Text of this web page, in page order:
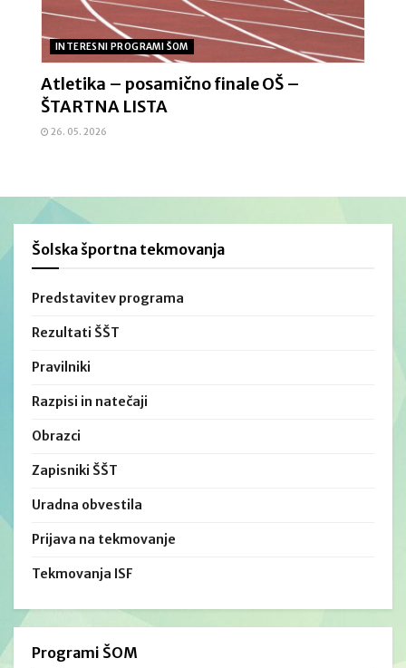
INTERESNI PROGRAMI ŠOM
Atletika – posamično finale OŠ –
ŠTARTNA LISTA
26. 05. 2026
Šolska športna tekmovanja
Predstavitev programa
Rezultati ŠŠT
Pravilniki
Razpisi in natečaji
Obrazci
Zapisniki ŠŠT
Uradna obvestila
Prijava na tekmovanje
Tekmovanja ISF
Programi ŠOM